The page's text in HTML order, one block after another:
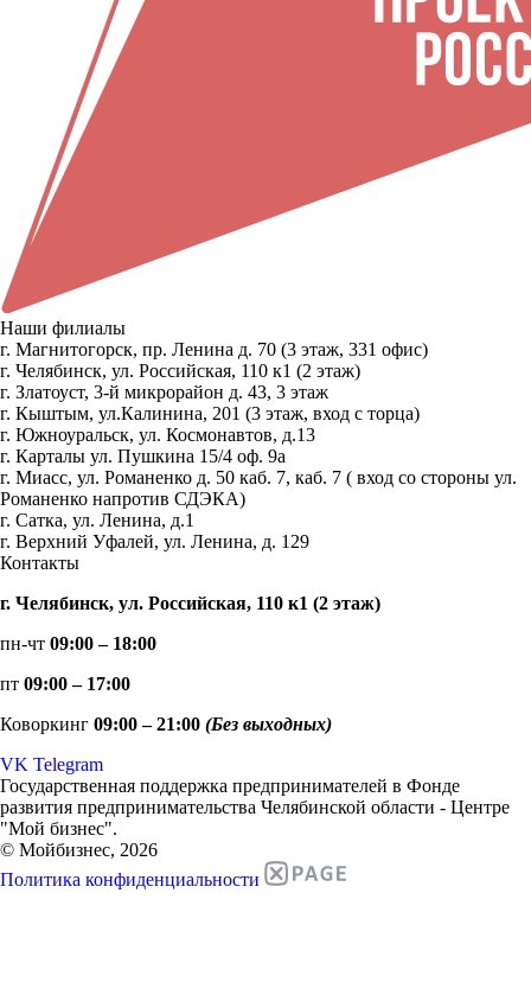
Наши филиалы
г. Магнитогорск, пр. Ленина д. 70 (3 этаж, 331 офис)
г. Челябинск, ул. Российская, 110 к1 (2 этаж)
г. Златоуст, 3-й микрорайон д. 43, 3 этаж
г. Кыштым, ул.Калинина, 201 (3 этаж, вход с торца)
г. Южноуральск, ул. Космонавтов, д.13
г. Карталы ул. Пушкина 15/4 оф. 9а
г. Миасс, ул. Романенко д. 50 каб. 7, каб. 7 ( вход со стороны ул.
Романенко напротив СДЭКА)
г. Сатка, ул. Ленина, д.1
г. Верхний Уфалей, ул. Ленина, д. 129
Контакты
г. Челябинск, ул. Российская, 110 к1 (2 этаж)
пн-чт 09:00 – 18:00
пт 09:00 – 17:00
Коворкинг 09:00 – 21:00 (Без выходных)
VK Telegram
Государственная поддержка предпринимателей в Фонде
развития предпринимательства Челябинской области - Центре
"Мой бизнес".
© Мойбизнес, 2026
Политика конфиденциальности